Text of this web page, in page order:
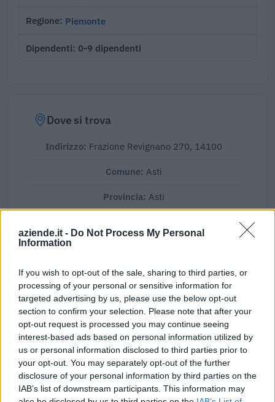
aziende.it - Do Not Process My Personal
Information
If you wish to opt-out of the sale, sharing to third parties, or
processing of your personal or sensitive information for
targeted advertising by us, please use the below opt-out
section to confirm your selection. Please note that after your
opt-out request is processed you may continue seeing
interest-based ads based on personal information utilized by
us or personal information disclosed to third parties prior to
your opt-out. You may separately opt-out of the further
disclosure of your personal information by third parties on the
IAB’s list of downstream participants. This information may
Regione Piemonte
Dipendenti 0-9 dipendenti
Dove si trova
Indirizzo: Frazione Revignano 270, 14100
Comune: Asti
Provincia: Asti